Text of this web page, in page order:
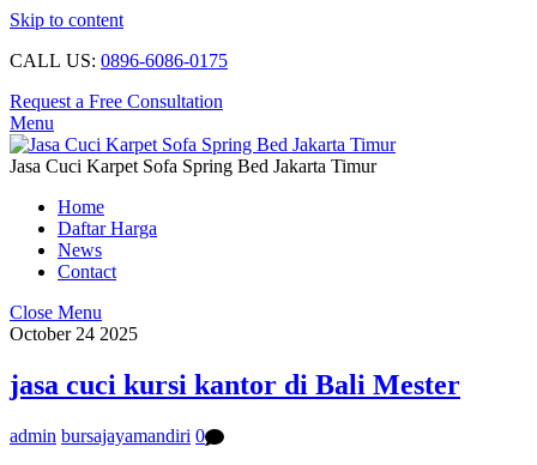
Skip to content
CALL US: 0896-6086-0175
Request a Free Consultation
Menu
Jasa Cuci Karpet Sofa Spring Bed Jakarta Timur
Home
Daftar Harga
News
Contact
Close Menu
October 24 2025
jasa cuci kursi kantor di Bali Mester
admin bursajayamandiri 0